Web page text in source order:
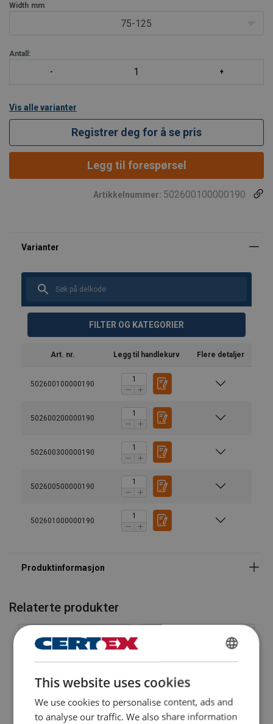
overflate på rullebanen. Alle hjulene er montert med støvtette
Width mm
75-125
Antall:
Vis alle varianter
Registrer deg for å se pris
Legg til forespørsel
Artikkelnummer: 502600100000190
FILTER OG KATEGORIER
Art. nr. Legg til handlekurv Flere detaljer
502600100000190
502600200000190
502600300000190
502600500000190
502601000000190
Merking:
Relaterte produkter
ENGLISH
ENGLISH TRANSLATION
This website uses cookies
We use cookies to personalise content, ads and
to analyse our traffic. We also share information